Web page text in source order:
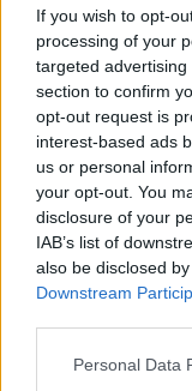
If you wish to opt-
processing of your
targeted
section to confirm
opt-out request is
interest-based ads
us or personal
your opt-out. You
disclosure of your
IAB’s list of
also be disclosed
Downstream
Personal Data
Elon Musk
selon une
Auto Pour Vous